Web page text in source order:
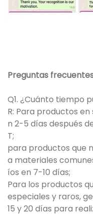
Preguntas
Q1. ¿Cuánto tiempo
R: Para productos
n 2-5 días después
T;
para productos que
a materiales
íos en 7-10 días;
Para los productos
especiales y raros,
15 y 20 días para